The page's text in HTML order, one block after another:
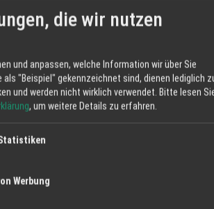
30, 77855 Achern
online.de
die wir nutzen
und anpassen, welche Information wir über Sie
als "Beispiel" gekennzeichnet sind, dienen lediglich
und werden nicht wirklich verwendet. Bitte lesen
, um weitere Details zu erfahren.
Werbung